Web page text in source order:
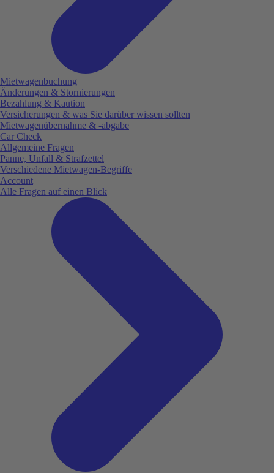
Mietwagenbuchung
Änderungen & Stornierungen
Bezahlung & Kaution
Versicherungen & was Sie darüber wissen sollten
Mietwagenübernahme & -abgabe
Car Check
Allgemeine Fragen
Panne, Unfall & Strafzettel
Verschiedene Mietwagen-Begriffe
Account
Alle Fragen auf einen Blick